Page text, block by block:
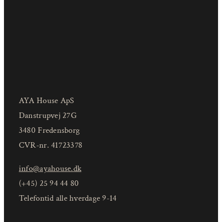
AYA House ApS
Danstrupvej 27G
3480 Fredensborg
CVR-nr. 41723378
info@ayahouse.dk
(+45) 25 94 44 80
Telefontid alle hverdage 9-14